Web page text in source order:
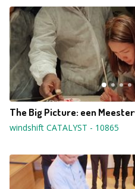
The Big Picture: een
windshift CATALYST - 10865